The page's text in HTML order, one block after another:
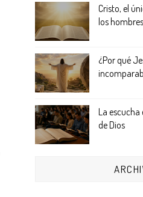
Cristo, el
los hombres
¿Por qué
La escucha
de Dios